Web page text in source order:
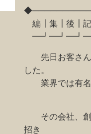
編┃集┃後┃
先日お客さん
した。
業界では有名
その会社、創
招き